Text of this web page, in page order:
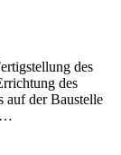
des
des
auf der Baustelle